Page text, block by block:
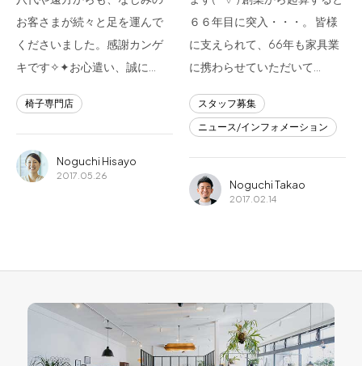
お客さまが続々と足を運んで
くださいました。感謝カンゲ
キです✧✦お心遣い、誠に…
椅子専門店
Noguchi Hisayo
2017.05.26
６６年目に突入・・・。 皆様
に支えられて、66年も家具業
に携わらせていただいて…
スタッフ募集
ニュース/インフォメーション
Noguchi Takao
2017.02.14